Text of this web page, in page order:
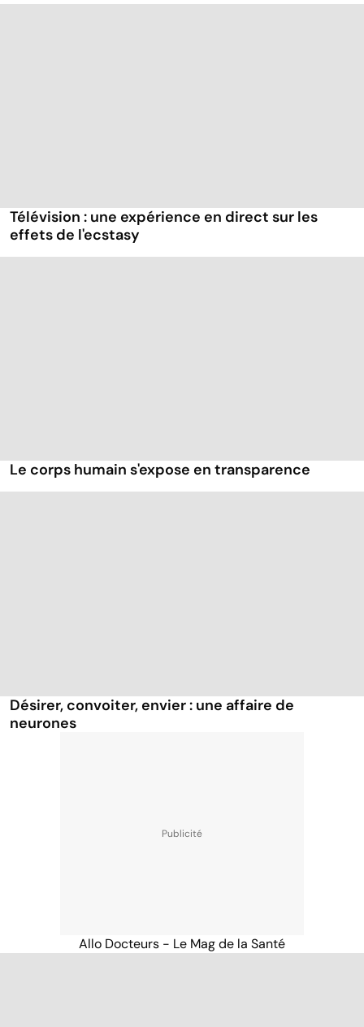
Télévision : une expérience en direct sur les
effets de l'ecstasy
Le corps humain s'expose en transparence
Désirer, convoiter, envier : une affaire de
neurones
Allo Docteurs - Le Mag de la Santé